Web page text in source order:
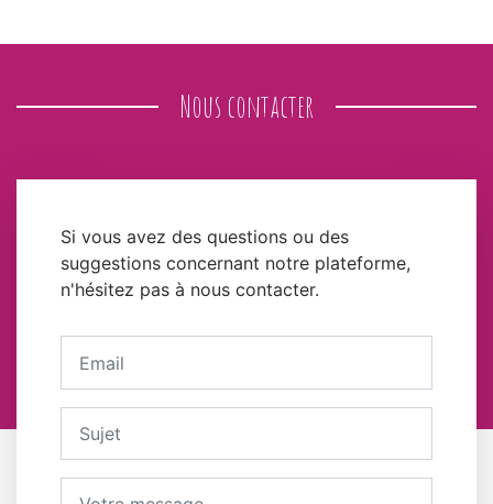
Nous contacter
Si vous avez des questions ou des
suggestions concernant notre plateforme,
n'hésitez pas à nous contacter.